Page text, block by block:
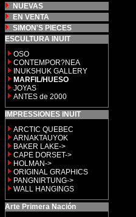
NUEVAS
EN VENTA
SIMON'S PIECES
ESCULTURA INUIT
OSO
CONTEMPOR?NEA
INUKSHUK GALLERY
MARFIL/HUESO
JOYAS
ANTES de 2000
IMPRESSIONES INUIT
ARCTIC QUEBEC
ARNAKTAUYOK
BAKER LAKE->
CAPE DORSET->
HOLMAN->
ORIGINAL GRAPHICS
PANGNIRTUNG->
WALL HANGINGS
Arte Primera Nación